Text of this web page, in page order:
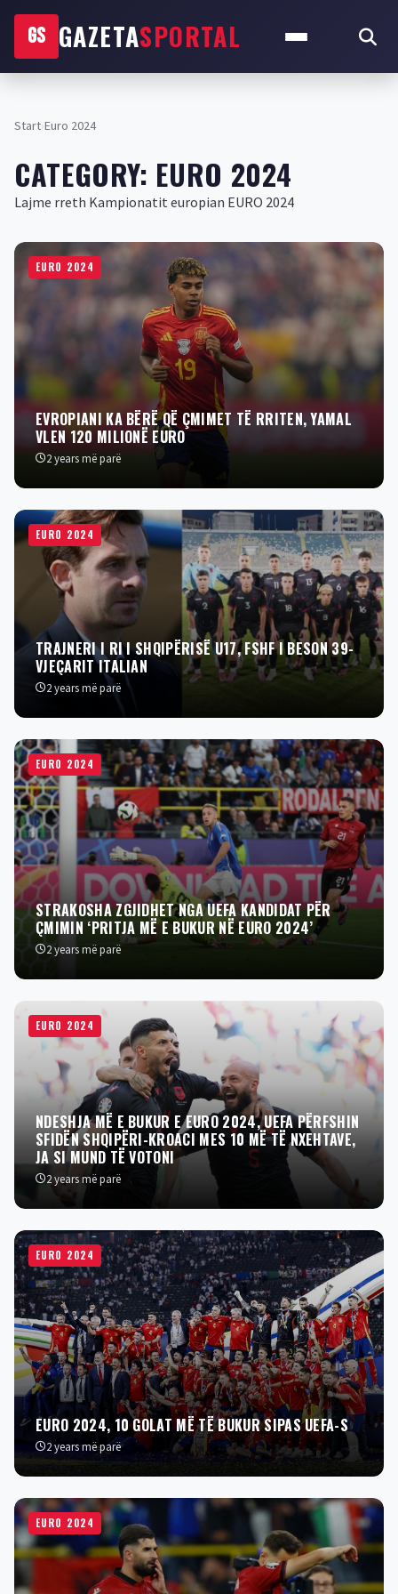
GS GAZETASPORTAL
Start›Euro 2024
CATEGORY: EURO 2024
Lajme rreth Kampionatit europian EURO 2024
EURO 2024
EVROPIANI KA BËRË QË ÇMIMET TË RRITEN, YAMAL
VLEN 120 MILIONË EURO
2 years më parë
EURO 2024
TRAJNERI I RI I SHQIPËRISË U17, FSHF I BESON 39-
VJEÇARIT ITALIAN
2 years më parë
EURO 2024
STRAKOSHA ZGJIDHET NGA UEFA KANDIDAT PËR
ÇMIMIN ‘PRITJA MË E BUKUR NË EURO 2024’
2 years më parë
EURO 2024
NDESHJA MË E BUKUR E EURO 2024, UEFA PËRFSHIN
SFIDËN SHQIPËRI-KROACI MES 10 MË TË NXEHTAVE,
JA SI MUND TË VOTONI
2 years më parë
EURO 2024
EURO 2024, 10 GOLAT MË TË BUKUR SIPAS UEFA-S
2 years më parë
EURO 2024